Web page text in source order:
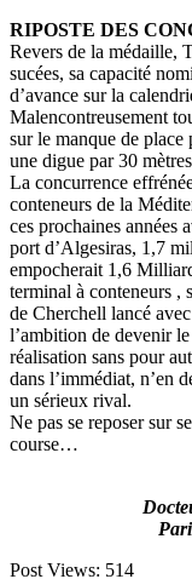
RIPOSTE DES
Revers de la médaille,
sucées, sa capacité
d’avance sur la
Malencontreusement
sur le manque de
une digue par 30
La concurrence
conteneurs de la
ces prochaines années
port d’Algesiras, 1,7
empocherait 1,6
terminal à conteneurs ,
de Cherchell lancé
l’ambition de devenir
réalisation sans pour
dans l’immédiat, n’en
un sérieux rival.
Ne pas se reposer sur
course…
Post Views: 514